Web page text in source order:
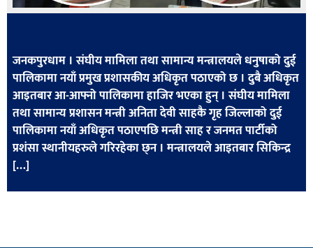
मनोरञ्जन
फोटो
/
भिडियो
अन्य
जनकपुरधाम । संघीय मामिला तथा सामान्य मन्त्रालयले धनुषाको दुई
पालिकामा नयाँ प्रमुख प्रशासकीय अधिकृत पठाएको छ । दुबै अधिकृत
आइतबार आ-आफ्नो पालिकामा हाजिर भएका हुन् । संघीय मामिला
तथा सामान्य प्रशासन मन्त्री अनिता देवी साहकै गृह जिल्लाको दुई
पालिकामा नयाँ अधिकृत पठाएपछि मन्त्री साह र जनमत पार्टीको
प्रशंसा स्थानीयहरुले गरिरहेका छ्न । मन्त्रालयले आइतबार सिकिन्द्र
[…]